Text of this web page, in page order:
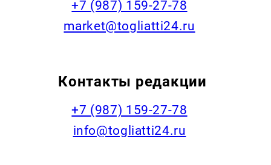
+7 (987) 159-27-78
market@togliatti24.ru
Контакты редакции
+7 (987) 159-27-78
info@togliatti24.ru